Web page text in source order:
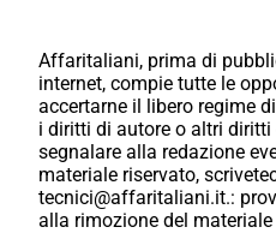
Affaritaliani, prima di
internet, compie tutte le
accertarne il libero regime
i diritti di autore o altri diritti
segnalare alla redazione
materiale riservato,
tecnici@affaritaliani.it.:
alla rimozione del